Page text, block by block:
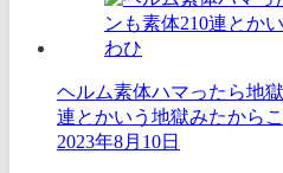
ヘルム素体ハマったら地
連とかいう地獄みたから
2023年8月10日